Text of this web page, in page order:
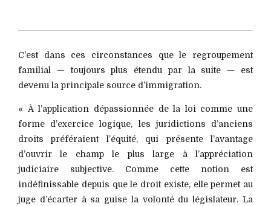
C’est dans ces circonstances que le regroupement
familial — toujours plus étendu par la suite — est
devenu la principale source d’immigration.
« À l’application dépassionnée de la loi comme une
forme d’exercice logique, les juridictions d’anciens
droits préféraient l’équité, qui présente l’avantage
d’ouvrir le champ le plus large à l’appréciation
judiciaire subjective. Comme cette notion est
indéfinissable depuis que le droit existe, elle permet au
juge d’écarter à sa guise la volonté du législateur. La